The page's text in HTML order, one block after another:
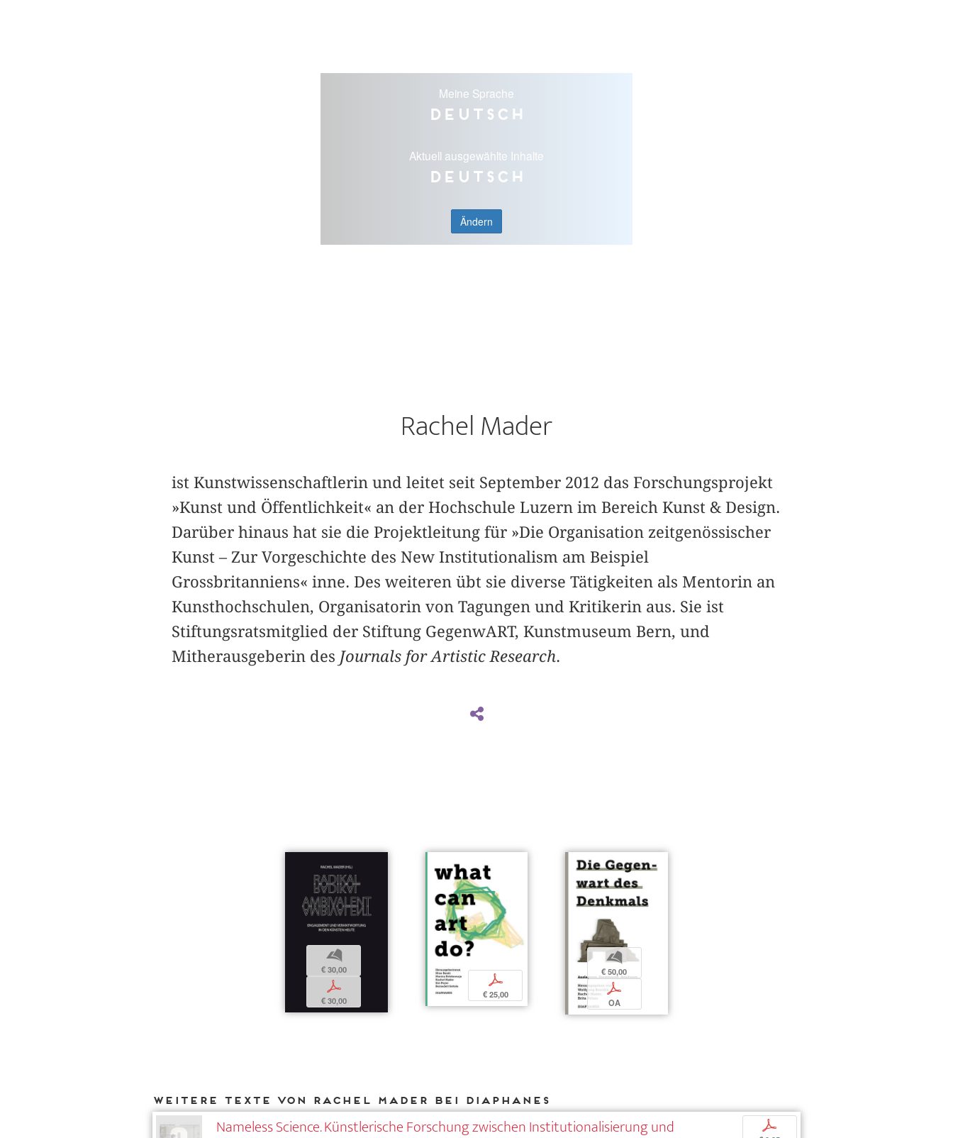
Meine Sprache
Deutsch
Aktuell ausgewählte Inhalte
Deutsch
Ändern
Rachel Mader
ist Kunstwissenschaftlerin und leitet seit September 2012 das Forschungsprojekt
»Kunst und Öffentlichkeit« an der Hochschule Luzern im Bereich Kunst & Design.
Darüber hinaus hat sie die Projektleitung für »Die Organisation zeitgenössischer
Kunst – Zur Vorgeschichte des New Institutionalism am Beispiel
Grossbritanniens« inne. Des weiteren übt sie diverse Tätigkeiten als Mentorin an
Kunsthochschulen, Organisatorin von Tagungen und Kritikerin aus. Sie ist
Stiftungsratsmitglied der Stiftung GegenwART, Kunstmuseum Bern, und
Mitherausgeberin des Journals for Artistic Research.
b
€ 30,00
p
€ 30,00
p
€ 25,00
b
€ 50,00
p
OA
Weitere Texte von Rachel Mader bei DIAPHANES
Nameless Science. Künstlerische Forschung zwischen Institutionalisierung und p